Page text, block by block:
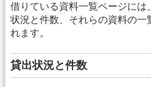
借りている資料一覧ページには
状況と件数、それらの資料の一
れます。
貸出状況と件数